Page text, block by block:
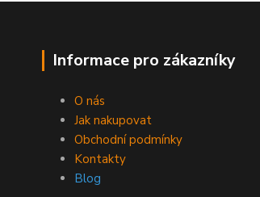
Informace pro zákazníky
O nás
Jak nakupovat
Obchodní podmínky
Kontakty
Blog